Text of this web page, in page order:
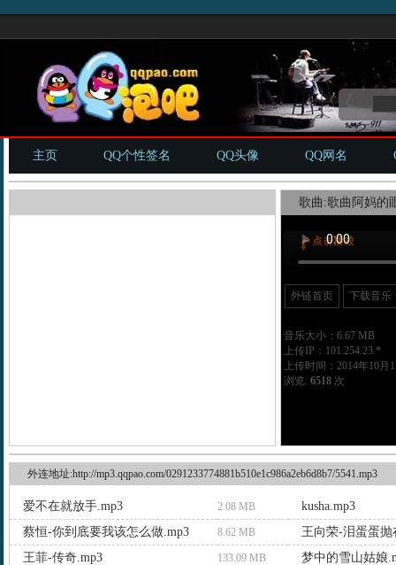
主页 QQ个性签名 QQ头像 QQ网名
歌曲:歌曲阿妈的
外链首页 下载音乐
音乐大小：6.67 MB
上传IP：101.254.23.*
上传时间：2014年10月
浏览: 6518次
外连地址:http://mp3.qqpao.com/0291233774881b510e1c986a2eb6d8b7/5541.mp3
爱不在就放手.mp3 2.08 MB
kusha.mp3
蔡恒-你到底要我该怎么做.mp3
8.62 MB
王菲-传奇.mp3 133.09 MB
梦中的雪山姑娘